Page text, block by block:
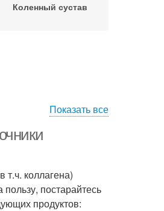
Коленный сустав
Показать все
т.ч. коллагена)
постарайтесь
продуктов: